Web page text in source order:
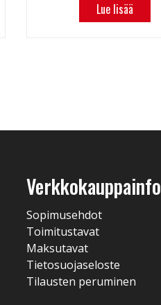
Lue lisää
Verkkokauppainfo
Sopimusehdot
Toimitustavat
Maksutavat
Tietosuojaseloste
Tilausten peruminen